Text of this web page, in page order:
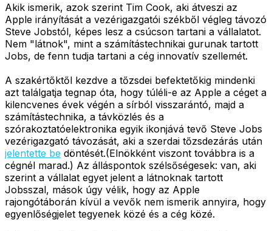
Akik ismerik, azok szerint Tim Cook, aki átveszi az
Apple irányítását a vezérigazgatói székből végleg távozó
Steve Jobstól, képes lesz a csúcson tartani a vállalatot.
Nem "látnok", mint a számítástechnikai gurunak tartott
Jobs, de fenn tudja tartani a cég innovatív szellemét.
A szakértőktől kezdve a tőzsdei befektetőkig mindenki
azt találgatja tegnap óta, hogy túléli-e az Apple a céget a
kilencvenes évek végén a sírból visszarántó, majd a
számítástechnika, a távközlés és a
szórakoztatóelektronika egyik ikonjává tevő Steve Jobs
vezérigazgató távozását, aki a szerdai tőzsdezárás után
jelentette be döntését.(Elnökként viszont továbbra is a
cégnél marad.) Az álláspontok szélsőségesek: van, aki
szerint a vállalat egyet jelent a látnoknak tartott
Jobsszal, mások úgy vélik, hogy az Apple
rajongótáborán kívül a vevők nem ismerik annyira, hogy
egyenlőségjelet tegyenek közé és a cég közé.